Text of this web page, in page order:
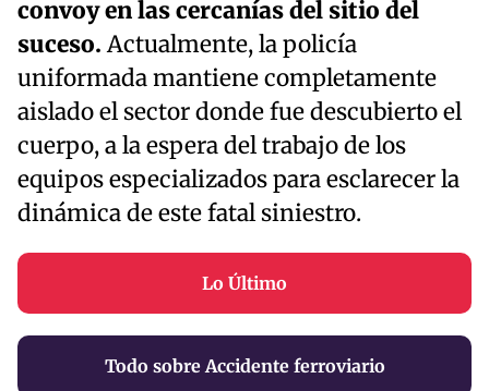
convoy en las cercanías del sitio del
suceso.Actualmente, la policía
uniformada mantiene completamente
aislado el sector donde fue descubierto el
cuerpo, a la espera del trabajo de los
equipos especializados para esclarecer la
dinámica de este fatal siniestro.
Lo Último
Todo sobre Accidente ferroviario